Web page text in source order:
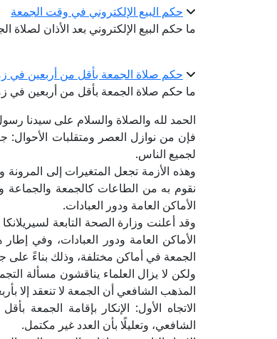
حكم البيع الإلكتروني في وقت الجمعة
ما حكم البيع الإلكتروني بعد الأذان
حكم صلاة الجمعة بأقل من أربعين في
ما حكم صلاة الجمعة بأقل من أربعين في
الحمد لله والصلاة والسلام على سيدنا
فإن من نوازل العصر ومتقلبات الأحوال:
لجميع الناس.
وهذه الأزمة تجعل المتغيرات إلى
نقوم به من الطاعات كالجمعة والجماعة
الأماكن العامة ودور العبادات.
وقد أعلنت وزارة الصحة التابعة
الأماكن العامة ودور العبادات، وفي إطار
الجمعة في أماكن مختلفة، وذلك بناءً على
ولكن لا يزال العلماء يناقشون مسألة
المذهب الشافعي أن الجمعة لا تنعقد إلا
الاتجاه الأول: الإنكار بإقامة الجمعة
الشافعي، وتعليلًا بأن العدد غير مكتمل.